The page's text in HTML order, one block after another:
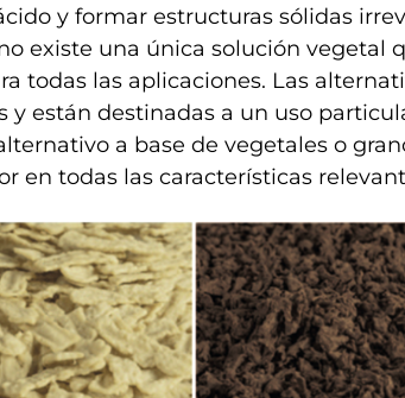
y formar estructuras sólidas
existe una única solución vegetal
todas las aplicaciones. Las
y están destinadas a un uso
a base de vegetales o
en todas las características